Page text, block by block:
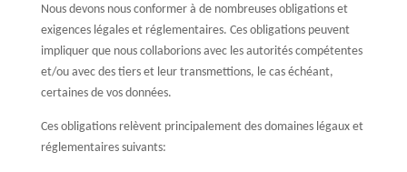
Nous devons nous conformer à de nombreuses obligations et
exigences légales et réglementaires. Ces obligations peuvent
impliquer que nous collaborions avec les autorités compétentes
et/ou avec des tiers et leur transmettions, le cas échéant,
certaines de vos données.
Ces obligations relèvent principalement des domaines légaux et
réglementaires suivants: